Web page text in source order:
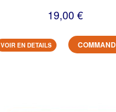
19,00 €
VOIR EN DETAILS